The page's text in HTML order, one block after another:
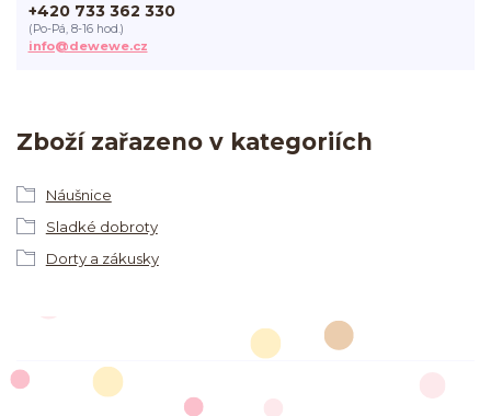
Zboží zařazeno v kategoriích
Náušnice
Sladké dobroty
Dorty a zákusky
+420 733 362 330
(Po-Pá, 8-16 hod.)
info@dewewe.cz